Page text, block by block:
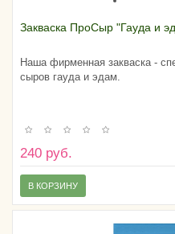
Закваска ПроСыр "Гауда и
Наша фирменная закваска -
сыров гауда и эдам.
240 руб.
В КОРЗИНУ